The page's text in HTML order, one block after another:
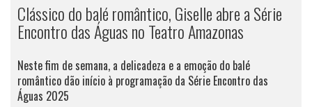
Clássico do balé romântico, Giselle abre a Série
Encontro das Águas no Teatro Amazonas
Neste fim de semana, a delicadeza e a emoção do balé
romântico dão início à programação da Série Encontro das
Águas 2025